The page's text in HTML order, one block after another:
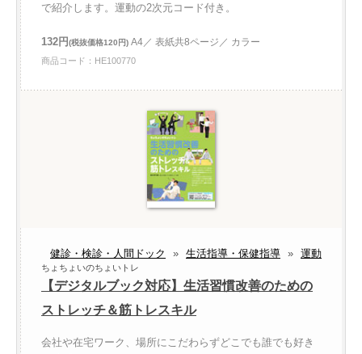
で紹介します。運動の2次元コード付き。
132円(税抜価格120円) A4／ 表紙共8ページ／ カラー
商品コード：HE100770
健診・検診・人間ドック » 生活指導・保健指導 » 運動
ちょちょいのちょいトレ
【デジタルブック対応】生活習慣改善のための
ストレッチ＆筋トレスキル
会社や在宅ワーク、場所にこだわらずどこでも誰でも好き